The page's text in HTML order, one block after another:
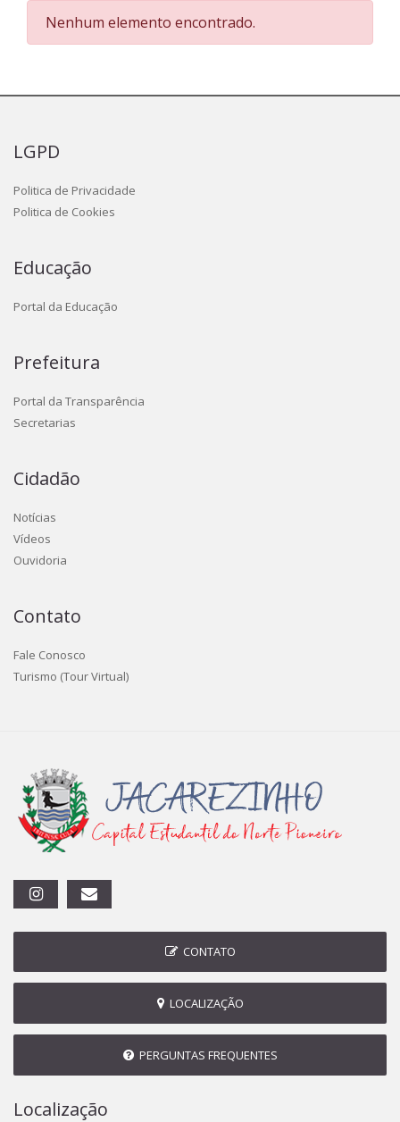
Nenhum elemento encontrado.
LGPD
Politica de Privacidade
Politica de Cookies
Educação
Portal da Educação
Prefeitura
Portal da Transparência
Secretarias
Cidadão
Notícias
Vídeos
Ouvidoria
Contato
Fale Conosco
Turismo (Tour Virtual)
CONTATO
LOCALIZAÇÃO
PERGUNTAS FREQUENTES
Localização